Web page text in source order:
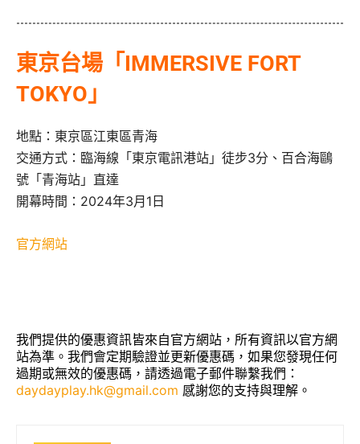
東京台場「IMMERSIVE FORT
TOKYO」
地點：東京區江東區青海
交通方式：臨海線「東京電訊港站」徒步3分、百合海鷗
號「青海站」直達
開幕時間：2024年3月1日
官方網站
我們提供的優惠資訊皆來自官方網站，所有資訊以官方網
站為準。我們會定期驗證並更新優惠碼，如果您發現任何
過期或無效的優惠碼，請透過電子郵件聯繫我們：
daydayplay.hk@gmail.com 感謝您的支持與理解。